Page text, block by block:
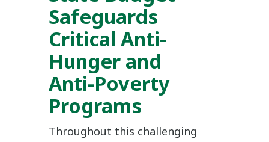
Safeguards
Critical Anti-
Hunger and
Anti-Poverty
Programs
Throughout this challenging